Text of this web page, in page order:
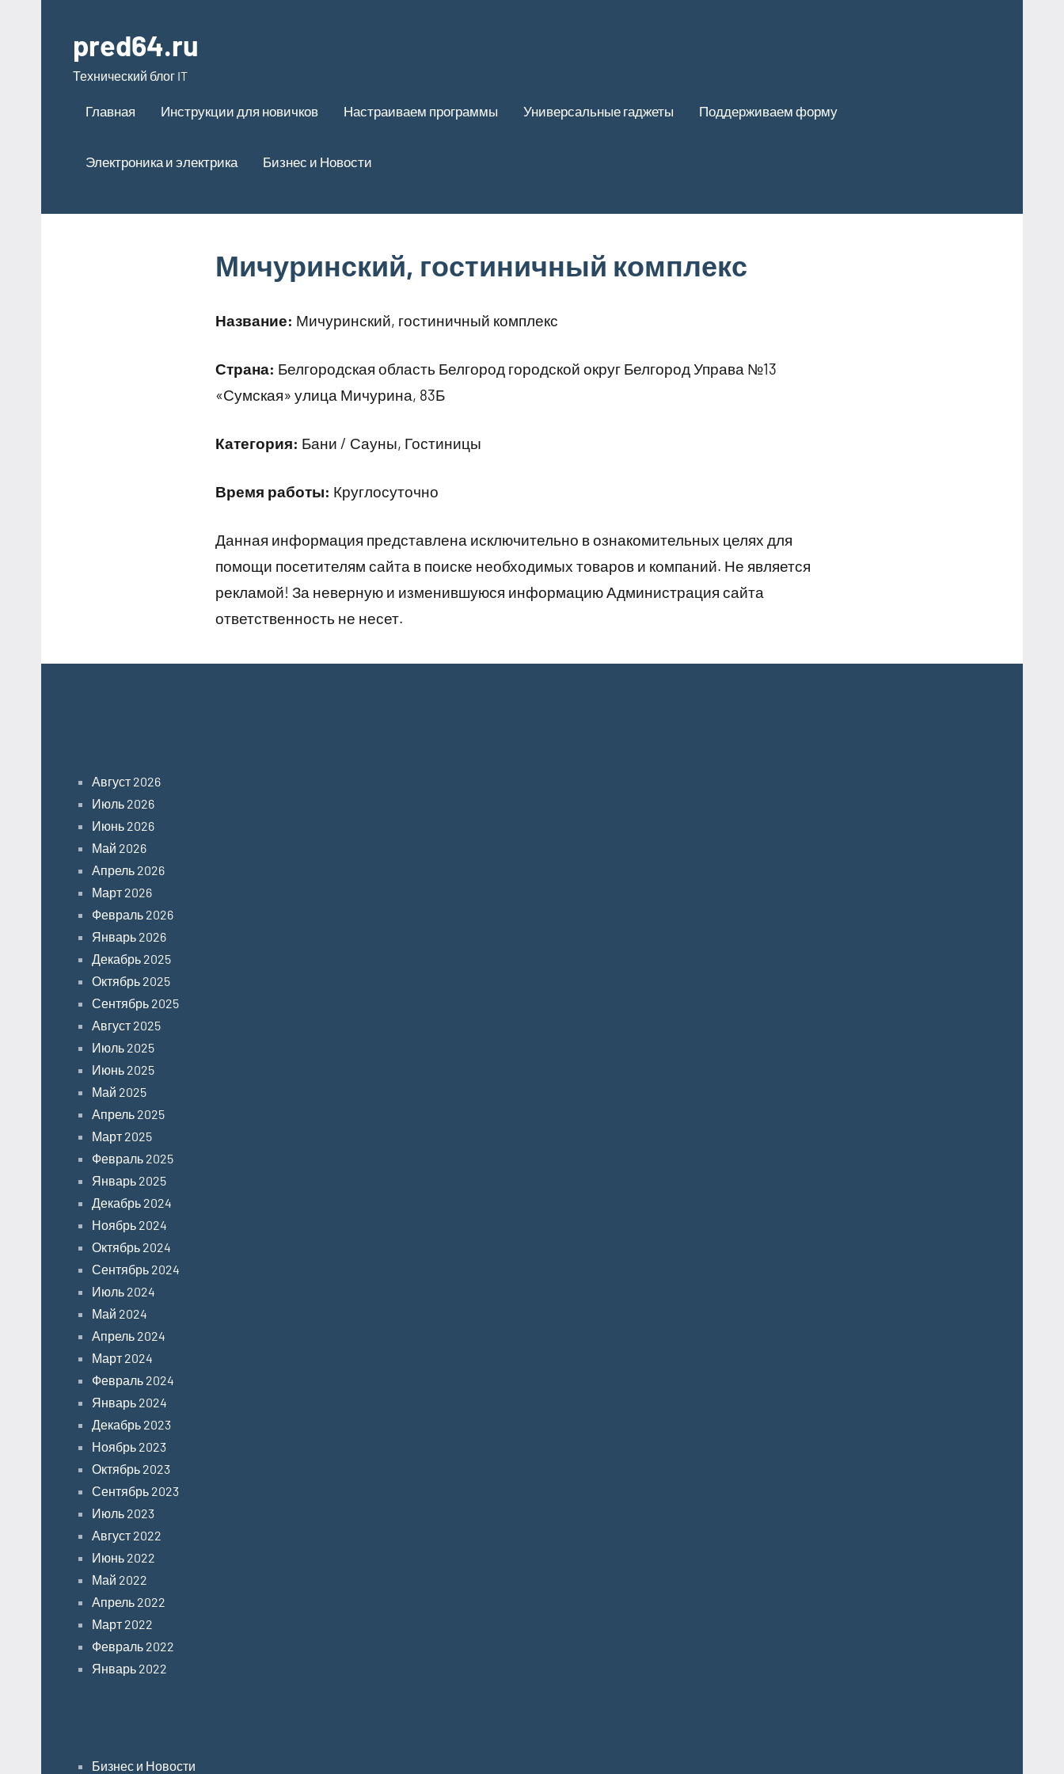
содержимому
pred64.ru
Технический блог IT
Главная Инструкции для новичков Настраиваем программы Универсальные гаджеты Поддерживаем форму
Электроника и электрика Бизнес и Новости
Мичуринский, гостиничный комплекс
Название: Мичуринский, гостиничный комплекс
Страна: Белгородская область Белгород городской округ Белгород Управа №13
«Сумская» улица Мичурина, 83Б
Категория: Бани / Сауны, Гостиницы
Время работы: Круглосуточно
Данная информация представлена исключительно в ознакомительных целях для
помощи посетителям сайта в поиске необходимых товаров и компаний. Не является
рекламой! За неверную и изменившуюся информацию Администрация сайта
ответственность не несет.
Август 2026
Июль 2026
Июнь 2026
Май 2026
Апрель 2026
Март 2026
Февраль 2026
Январь 2026
Декабрь 2025
Октябрь 2025
Сентябрь 2025
Август 2025
Июль 2025
Июнь 2025
Май 2025
Апрель 2025
Март 2025
Февраль 2025
Январь 2025
Декабрь 2024
Ноябрь 2024
Октябрь 2024
Сентябрь 2024
Июль 2024
Май 2024
Апрель 2024
Март 2024
Февраль 2024
Январь 2024
Декабрь 2023
Ноябрь 2023
Октябрь 2023
Сентябрь 2023
Июль 2023
Август 2022
Июнь 2022
Май 2022
Апрель 2022
Март 2022
Февраль 2022
Январь 2022
Бизнес и Новости